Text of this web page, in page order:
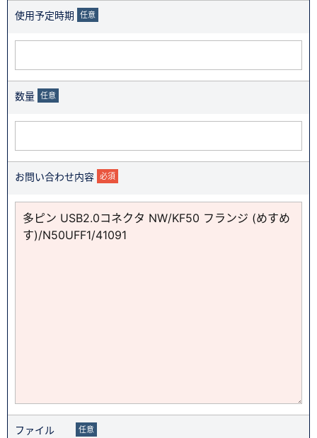
使用予定時期 任意
数量 任意
お問い合わせ内容 必須
ファイル 任意